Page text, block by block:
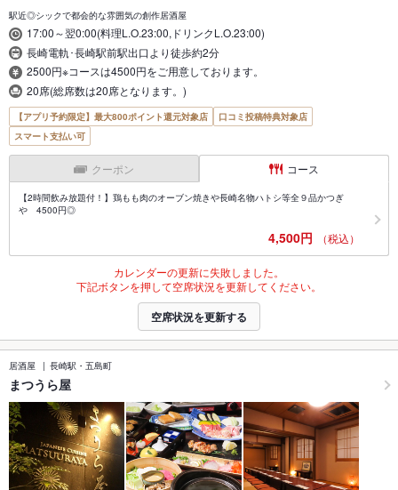
駅近◎シックで都会的な雰囲気の創作居酒屋
17:00～翌0:00(料理L.O.23:00,ドリンクL.O.23:00)
長崎電軌･長崎駅前駅出口より徒歩約2分
2500円※コースは4500円をご用意しております。
20席(総席数は20席となります。)
【アプリ予約限定】最大800ポイント還元対象店
口コミ投稿特典対象店
スマート支払い可
クーポン コース
【2時間飲み放題付！】鶏もも肉のオーブン焼きや長崎名物ハトシ等全９品かつぎ
や 4500円◎
4,500円 （税込）
カレンダーの更新に失敗しました。
下記ボタンを押して空席状況を更新してください。
空席状況を更新する
居酒屋 長崎駅・五島町
まつうら屋